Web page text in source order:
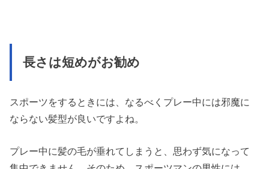
長さは短めがお勧め
スポーツをするときには、なるべくプレー中には邪魔に
ならない髪型が良いですよね。
プレー中に髪の毛が垂れてしまうと、思わず気になって